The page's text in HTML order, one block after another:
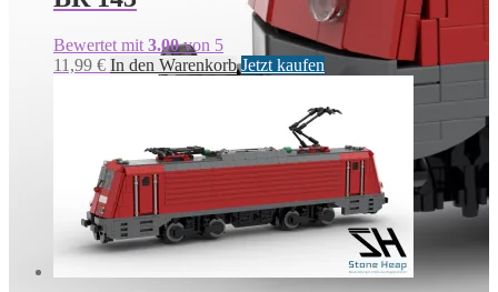
Bewertet mit 3.00von 5
11,99 € In den Warenkorb Jetzt kaufen